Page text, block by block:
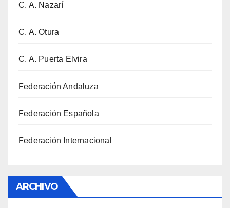
C. A. Nazarí
C. A. Otura
C. A. Puerta Elvira
Federación Andaluza
Federación Española
Federación Internacional
ARCHIVO